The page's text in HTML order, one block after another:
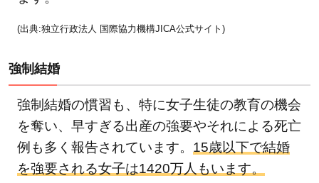
る
【寄
付先
3】
公益
財団
法人
日本
(出典:独立行政法人 国際協力機構JICA公式サイト)
強制結婚
強制結婚の慣習も、特に女子生徒の教育の機会
を奪い、早すぎる出産の強要やそれによる死亡
例も多く報告されています。 15歳以下で結婚
を強要される女子は1420万人もいます。